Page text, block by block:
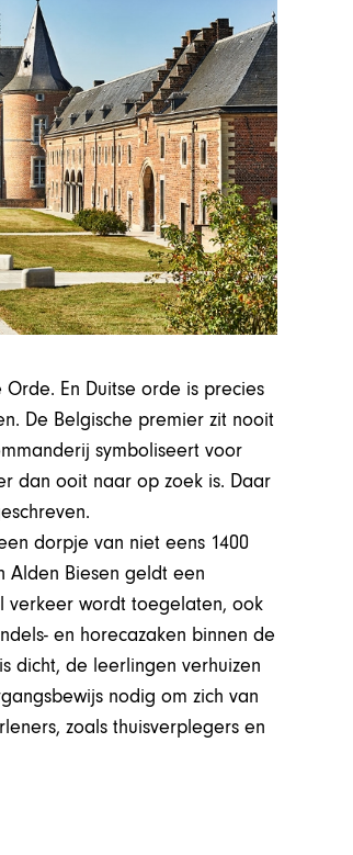
En Duitse orde is precies
De Belgische premier zit nooit
symboliseert voor
dan ooit naar op zoek is. Daar
dorpje van niet eens 1400
Alden Biesen geldt een
verkeer wordt toegelaten, ook
en horecazaken binnen de
dicht, de leerlingen verhuizen
nodig om zich van
zoals thuisverplegers en